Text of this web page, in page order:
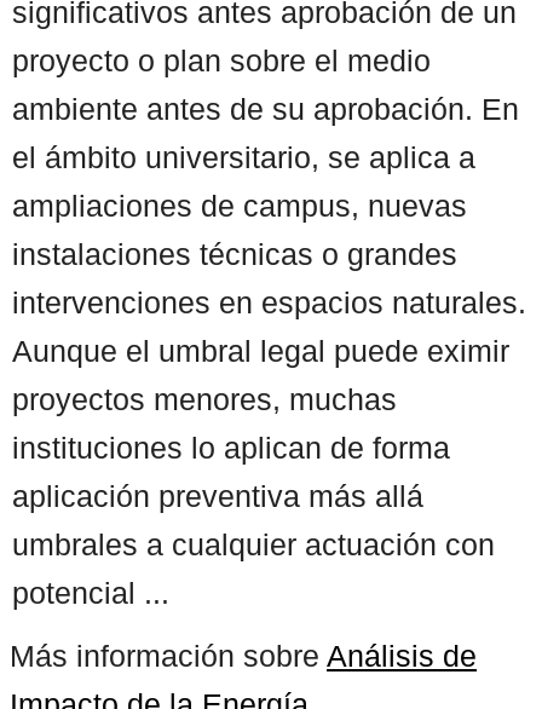
significativos antes aprobación de un
proyecto o plan sobre el medio
ambiente antes de su aprobación. En
el ámbito universitario, se aplica a
ampliaciones de campus, nuevas
instalaciones técnicas o grandes
intervenciones en espacios naturales.
Aunque el umbral legal puede eximir
proyectos menores, muchas
instituciones lo aplican de forma
aplicación preventiva más allá
umbrales a cualquier actuación con
potencial ...
Más información sobre Análisis de